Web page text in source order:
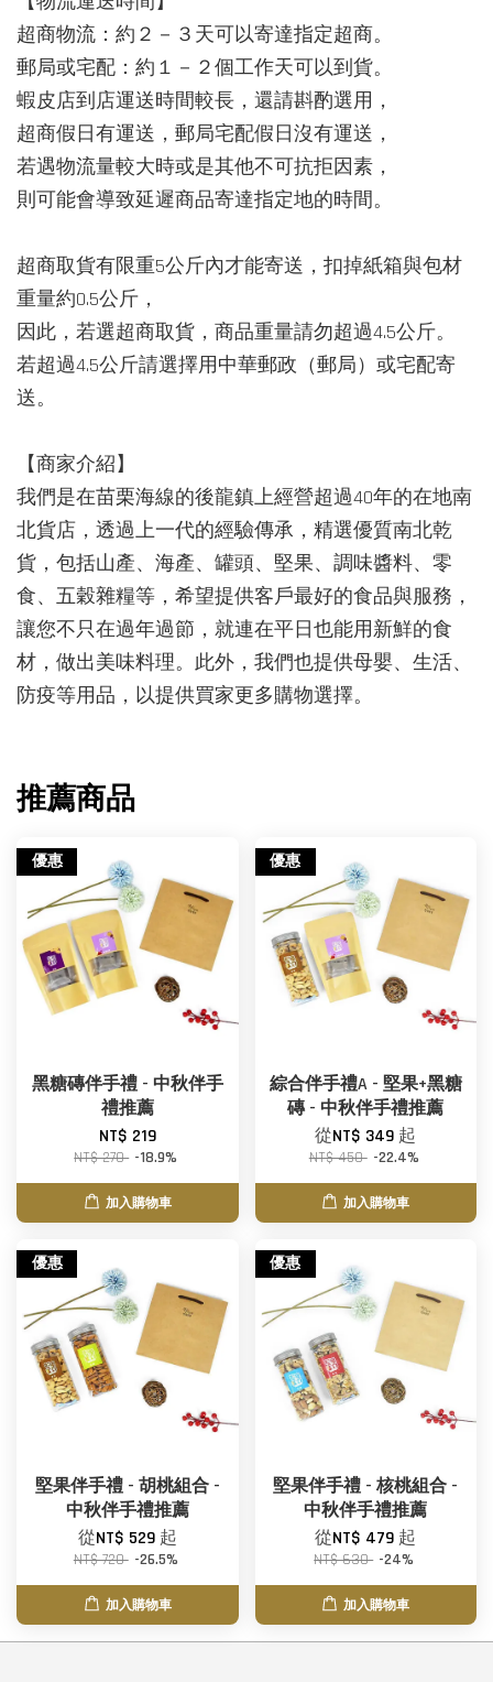
超商物流：約２－３天可以寄達指定超商。
郵局或宅配：約１－２個工作天可以到貨。
蝦皮店到店運送時間較長，還請斟酌選用，
超商假日有運送，郵局宅配假日沒有運送，
若遇物流量較大時或是其他不可抗拒因素，
則可能會導致延遲商品寄達指定地的時間。
超商取貨有限重5公斤內才能寄送，扣掉紙箱與包材
重量約0.5公斤，
因此，若選超商取貨，商品重量請勿超過4.5公斤。
若超過4.5公斤請選擇用中華郵政（郵局）或宅配寄
送。
【商家介紹】
我們是在苗栗海線的後龍鎮上經營超過40年的在地南
北貨店，透過上一代的經驗傳承，精選優質南北乾
貨，包括山產、海產、罐頭、堅果、調味醬料、零
食、五穀雜糧等，希望提供客戶最好的食品與服務，
讓您不只在過年過節，就連在平日也能用新鮮的食
材，做出美味料理。此外，我們也提供母嬰、生活、
防疫等用品，以提供買家更多購物選擇。
推薦商品
優惠
黑糖磚伴手禮 - 中秋伴手
禮推薦
NT$ 219
NT$ 270 -18.9%
加入購物車
優惠
綜合伴手禮A - 堅果+黑糖
磚 - 中秋伴手禮推薦
從NT$ 349 起
NT$ 450 -22.4%
加入購物車
優惠
堅果伴手禮 - 胡桃組合 -
中秋伴手禮推薦
從NT$ 529 起
NT$ 720 -26.5%
加入購物車
優惠
堅果伴手禮 - 核桃組合 -
中秋伴手禮推薦
從NT$ 479 起
NT$ 630 -24%
加入購物車